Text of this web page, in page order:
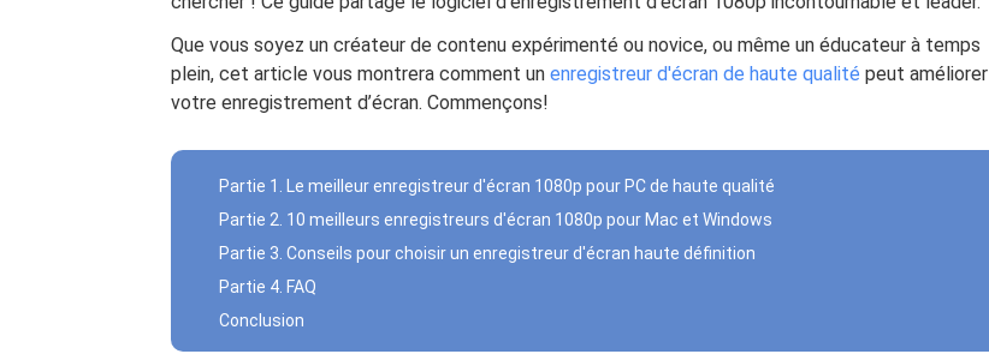
Que vous soyez un créateur de contenu expérimenté ou novice, ou même un éducateur à temps
plein, cet article vous montrera comment un enregistreur d'écran de haute qualité peut améliorer
votre enregistrement d’écran. Commençons!
Partie 1. Le meilleur enregistreur d'écran 1080p pour PC de haute qualité
Partie 2. 10 meilleurs enregistreurs d'écran 1080p pour Mac et Windows
Partie 3. Conseils pour choisir un enregistreur d'écran haute définition
Partie 4. FAQ
Conclusion